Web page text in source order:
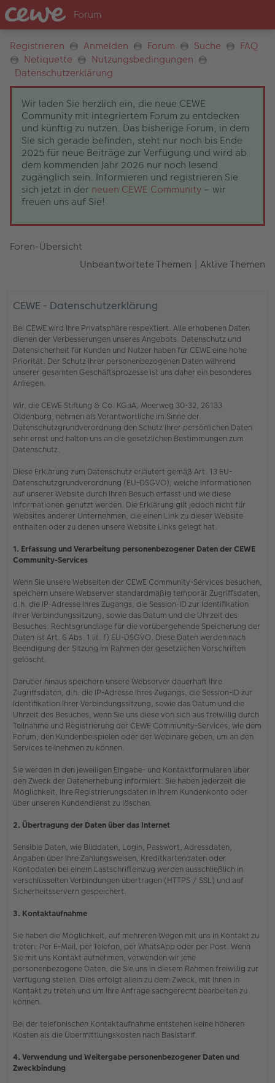
Registrieren Anmelden Forum Suche
FAQ
Netiquette
Nutzungsbedingungen
Datenschutzerklärung
Wir laden Sie herzlich ein, die neue CEWE
Community mit integriertem Forum zu entdecken
und künftig zu nutzen. Das bisherige Forum, in dem
Sie sich gerade befinden, steht nur noch bis Ende
2025 für neue Beiträge zur Verfügung und wird ab
dem kommenden Jahr 2026 nur noch lesend
zugänglich sein. Informieren und registrieren Sie
sich jetzt in der neuen CEWE Community – wir
freuen uns auf Sie!
Foren-Übersicht
Unbeantwortete Themen | Aktive Themen
CEWE - Datenschutzerklärung
Bei CEWE wird Ihre Privatsphäre respektiert. Alle erhobenen Daten
dienen der Verbesserungen unseres Angebots. Datenschutz und
Datensicherheit für Kunden und Nutzer haben für CEWE eine hohe
Priorität. Der Schutz Ihrer personenbezogenen Daten während
unserer gesamten Geschäftsprozesse ist uns daher ein besonderes
Anliegen.
Wir, die CEWE Stiftung & Co. KGaA, Meerweg 30-32, 26133
Oldenburg, nehmen als Verantwortliche im Sinne der
Datenschutzgrundverordnung den Schutz Ihrer persönlichen Daten
sehr ernst und halten uns an die gesetzlichen Bestimmungen zum
Datenschutz.
Diese Erklärung zum Datenschutz erläutert gemäß Art. 13 EU-
Datenschutzgrundverordnung (EU-DSGVO), welche Informationen
auf unserer Website durch Ihren Besuch erfasst und wie diese
Informationen genutzt werden. Die Erklärung gilt jedoch nicht für
Websites anderer Unternehmen, die einen Link zu dieser Website
enthalten oder zu denen unsere Website Links gelegt hat.
1. Erfassung und Verarbeitung personenbezogener Daten der CEWE
Community-Services
Wenn Sie unsere Webseiten der CEWE Community-Services besuchen,
speichern unsere Webserver standardmäßig temporär Zugriffsdaten,
d.h. die IP-Adresse Ihres Zugangs, die Session-ID zur Identifikation
Ihrer Verbindungssitzung, sowie das Datum und die Uhrzeit des
Besuches. Rechtsgrundlage für die vorübergehende Speicherung der
Daten ist Art. 6 Abs. 1 lit. f) EU-DSGVO. Diese Daten werden nach
Beendigung der Sitzung im Rahmen der gesetzlichen Vorschriften
gelöscht.
Darüber hinaus speichern unsere Webserver dauerhaft Ihre
Zugriffsdaten, d.h. die IP-Adresse Ihres Zugangs, die Session-ID zur
Identifikation Ihrer Verbindungssitzung, sowie das Datum und die
Uhrzeit des Besuches, wenn Sie uns diese von sich aus freiwillig durch
Teilnahme und Registrierung der CEWE Community-Services, wie dem
Forum, den Kundenbeispielen oder der Webinare geben, um an den
Services teilnehmen zu können.
Sie werden in den jeweiligen Eingabe- und Kontaktformularen über
den Zweck der Datenerhebung informiert. Sie haben jederzeit die
Möglichkeit, Ihre Registrierungsdaten in Ihrem Kundenkonto oder
über unseren Kundendienst zu löschen.
2. Übertragung der Daten über das Internet
Sensible Daten, wie Bilddaten, Login, Passwort, Adressdaten,
Angaben über Ihre Zahlungsweisen, Kreditkartendaten oder
Kontodaten bei einem Lastschrifteinzug werden ausschließlich in
verschlüsselten Verbindungen übertragen (HTTPS / SSL) und auf
Sicherheitsservern gespeichert.
3. Kontaktaufnahme
Sie haben die Möglichkeit, auf mehreren Wegen mit uns in Kontakt zu
treten: Per E-Mail, per Telefon, per WhatsApp oder per Post. Wenn
Sie mit uns Kontakt aufnehmen, verwenden wir jene
personenbezogene Daten, die Sie uns in diesem Rahmen freiwillig zur
Verfügung stellen. Dies erfolgt allein zu dem Zweck, mit Ihnen in
Kontakt zu treten und um Ihre Anfrage sachgerecht bearbeiten zu
können.
Bei der telefonischen Kontaktaufnahme entstehen keine höheren
Kosten als die Übermittlungskosten nach Basistarif.
4. Verwendung und Weitergabe personenbezogener Daten und
Zweckbindung